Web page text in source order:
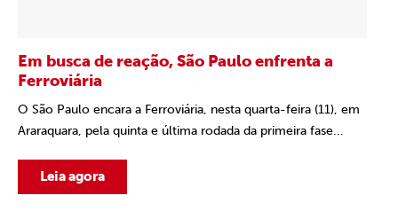
Em busca de reação, São Paulo enfrenta a
Ferroviária
O São Paulo encara a Ferroviária, nesta quarta-feira (11), em
Araraquara, pela quinta e última rodada da primeira fase...
Leia agora